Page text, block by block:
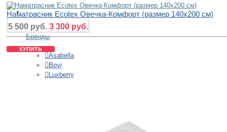
ПОКРЫВАЛА
Бренды
Asabella
Bovi
Luxberry
Наматрасник Ecotex Овечка-Комфорт (размер 140x200 см)
5 500 руб. 3 300 руб.
КУПИТЬ